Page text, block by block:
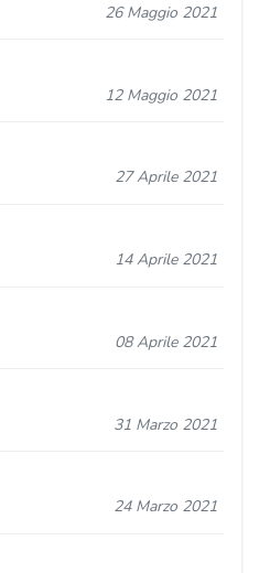
26 Maggio 2021
12 Maggio 2021
27 Aprile 2021
14 Aprile 2021
08 Aprile 2021
31 Marzo 2021
24 Marzo 2021